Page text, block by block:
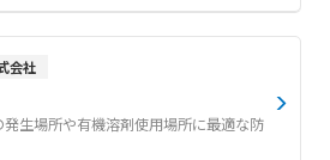
会社
生場所や有機溶剤使用場所に最適な防